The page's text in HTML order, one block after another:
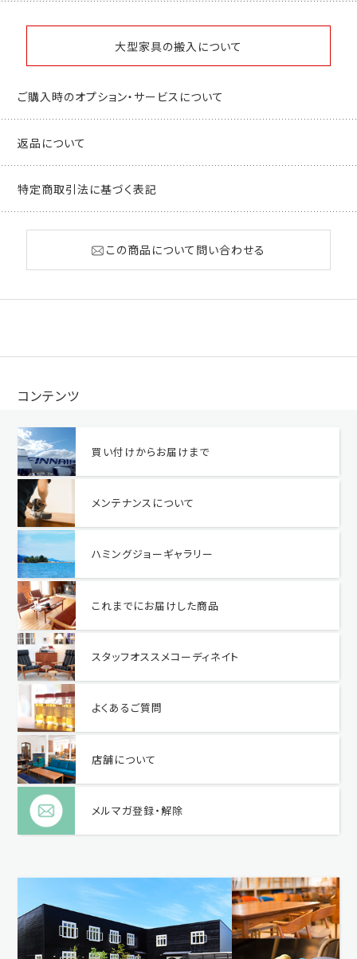
大型家具の搬入について
ご購入時のオプション・サービスについて
返品について
特定商取引法に基づく表記
この商品について問い合わせる
コンテンツ
買い付けからお届けまで
メンテナンスについて
ハミングジョーギャラリー
これまでにお届けした商品
スタッフオススメコーディネイト
よくあるご質問
店舗について
メルマガ登録・解除